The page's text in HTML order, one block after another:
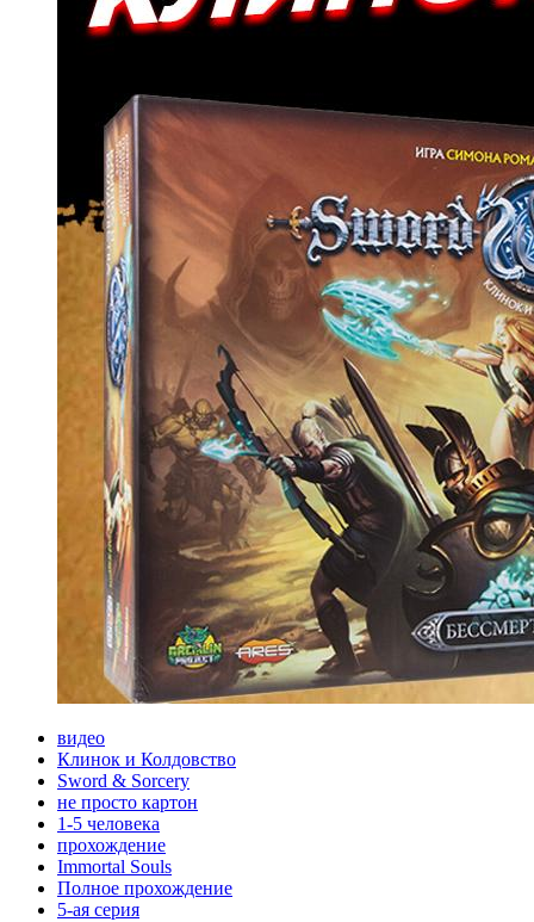
видео
Клинок и Колдовство
Sword & Sorcery
не просто картон
1-5 человека
прохождение
Immortal Souls
Полное прохождение
5-ая серия